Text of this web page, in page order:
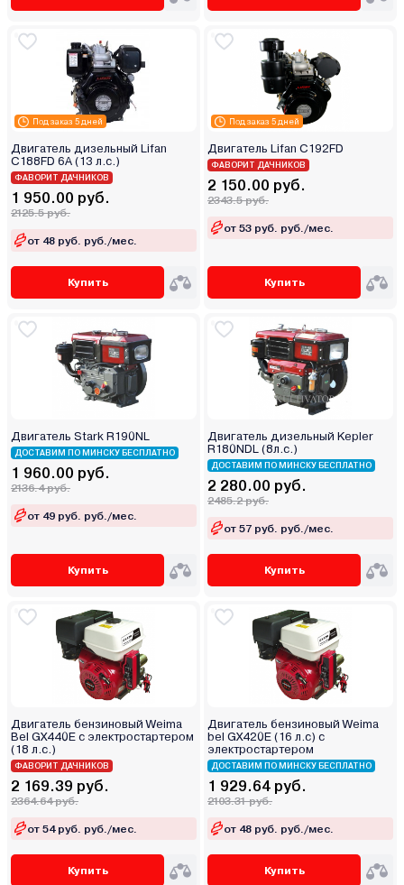
Под заказ 5 дней
Двигатель дизельный Lifan
C188FD 6A (13 л.с.)
ФАВОРИТ ДАЧНИКОВ
1 950.00 руб.
2125.5 руб.
от 48 руб. руб./мес.
Купить
Под заказ 5 дней
Двигатель Lifan C192FD
ФАВОРИТ ДАЧНИКОВ
2 150.00 руб.
2343.5 руб.
от 53 руб. руб./мес.
Купить
Двигатель Stark R190NL
ДОСТАВИМ ПО МИНСКУ БЕСПЛАТНО
1 960.00 руб.
2136.4 руб.
от 49 руб. руб./мес.
Купить
Двигатель дизельный Kepler
R180NDL (8л.с.)
ДОСТАВИМ ПО МИНСКУ БЕСПЛАТНО
2 280.00 руб.
2485.2 руб.
от 57 руб. руб./мес.
Купить
Двигатель бензиновый Weima
Bel GX440E с электростартером
(18 л.с.)
ФАВОРИТ ДАЧНИКОВ
2 169.39 руб.
2364.64 руб.
от 54 руб. руб./мес.
Купить
Двигатель бензиновый Weima
bel GX420E (16 л.с) с
электростартером
ДОСТАВИМ ПО МИНСКУ БЕСПЛАТНО
1 929.64 руб.
2103.31 руб.
от 48 руб. руб./мес.
Купить